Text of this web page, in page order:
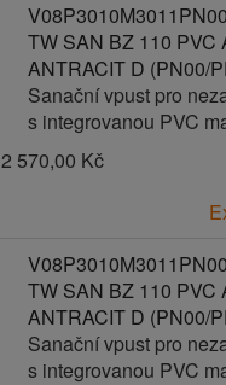
TW SAN BZ 110 PVC
ANTRACIT D (PN00/
Sanační vpust pro
s integrovanou PVC
2 570,00 Kč
TW SAN BZ 110 PVC
ANTRACIT D (PN00/
Sanační vpust pro
s integrovanou PVC